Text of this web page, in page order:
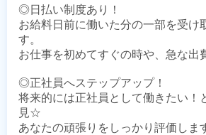
◎日払い制度あり！
お給料日前に働いた分の一部を受け
す。
お仕事を初めてすぐの時や、急な
◎正社員へステップアップ！
将来的には正社員として働きたい！
見☆
あなたの頑張りをしっかり評価しま